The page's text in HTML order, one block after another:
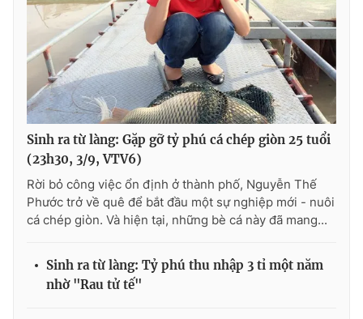
THỜI BÁO VTV
Theo dõi báo trên
Cơ quan chủ quản:Đài Truyền hình Việt Nam
Cơ quan báo chí: Thời báo VTV
cấp ngày 29/12/2023
Tổng Biên tập:Vũ Thanh Thủy
Sinh ra từ làng: Gặp gỡ tỷ phú cá chép giòn 25 tuổi
(23h30, 3/9, VTV6)
Rời bỏ công việc ổn định ở thành phố, Nguyễn Thế
Phước trở về quê để bắt đầu một sự nghiệp mới - nuôi
cá chép giòn. Và hiện tại, những bè cá này đã mang...
Sinh ra từ làng: Tỷ phú thu nhập 3 tỉ một năm
nhờ "Rau tử tế"